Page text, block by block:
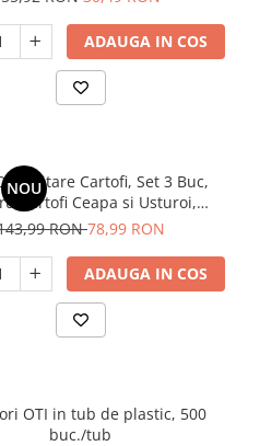
ADAUGA IN COS
NOU
Cartofi, Set 3 Buc,
Cartofi Ceapa si Usturoi,
Legumele Proaspete Mai Mult
RON78,99 RON
ADAUGA IN COS
OTI in tub de plastic, 500
buc./tub